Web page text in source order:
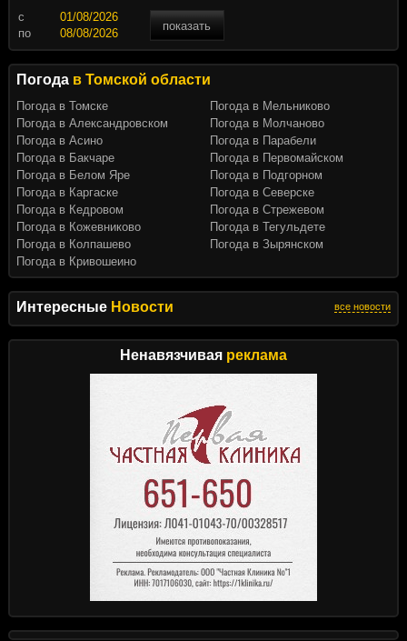
Интересные Новости все новости
Ненавязчивая реклама
c
показать
по
Погода в Томской области
Погода в Томске
Погода в Александровском
Погода в Асино
Погода в Бакчаре
Погода в Белом Яре
Погода в Каргаске
Погода в Кедровом
Погода в Кожевниково
Погода в Колпашево
Погода в Кривошеино
Погода в Мельниково
Погода в Молчаново
Погода в Парабели
Погода в Первомайском
Погода в Подгорном
Погода в Северске
Погода в Стрежевом
Погода в Тегульдете
Погода в Зырянском